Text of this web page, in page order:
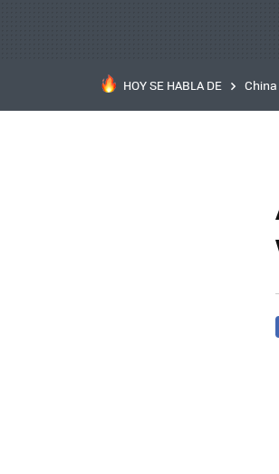
HOY SE HABLA DE China